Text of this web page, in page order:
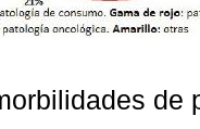
de